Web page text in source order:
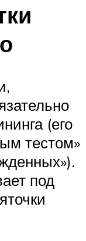
(его
тестом»
под